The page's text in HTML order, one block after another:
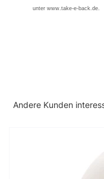
unter www.take-e-back.de.
Andere Kunden